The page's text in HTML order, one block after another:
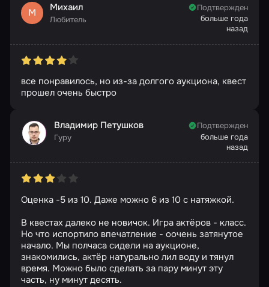
М Михаил
Любитель
Подтвержден
больше года
назад
все понравилось, но из-за долгого аукциона, квест
прошел очень быстро
Владимир Петушков
Гуру
Подтвержден
больше года
назад
Оценка -5 из 10. Даже можно 6 из 10 с натяжкой.
В квестах далеко не новичок. Игра актёров - класс.
Но что испортило впечатление - оочень затянутое
начало. Мы полчаса сидели на аукционе,
знакомились, актёр натурально лил воду и тянул
время. Можно было сделать за пару минут эту
часть, ну минут десять.